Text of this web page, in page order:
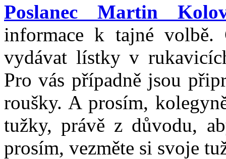
Poslanec Martin
informace k tajné volbě.
vydávat lístky v
Pro vás případně jsou
roušky. A prosím,
tužky, právě z důvodu,
prosím, vezměte si svoje